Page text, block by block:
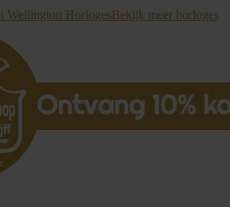
Wellington HorlogesBekijk meer horloges